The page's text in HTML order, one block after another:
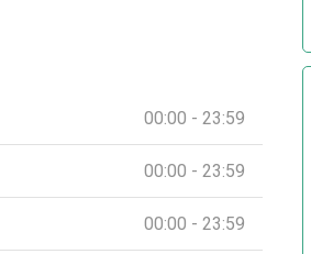
00:00 - 23:59
00:00 - 23:59
00:00 - 23:59